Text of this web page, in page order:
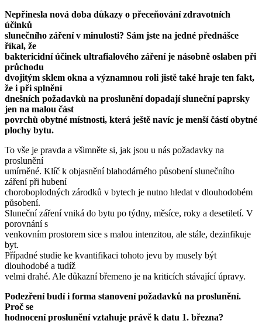
Nepřinesla nová doba důkazy o přeceňování zdravotních
účinků
slunečního záření v minulosti? Sám jste na jedné přednášce
říkal, že
baktericidní účinek ultrafialového záření je násobně oslaben při
průchodu
dvojitým sklem okna a významnou roli jistě také hraje ten fakt,
že i při splnění
dnešních požadavků na proslunění dopadají sluneční paprsky
jen na malou část
povrchů obytné místnosti, která ještě navíc je menší částí obytné
plochy bytu.
To vše je pravda a všimněte si, jak jsou u nás požadavky na
proslunění
umírněné. Klíč k objasnění blahodárného působení slunečního
záření při hubení
choroboplodných zárodků v bytech je nutno hledat v dlouhodobém
působení.
Sluneční záření vniká do bytu po týdny, měsíce, roky a desetiletí. V
porovnání s
venkovním prostorem sice s malou intenzitou, ale stále, dezinfikuje
byt.
Případné studie ke kvantifikaci tohoto jevu by musely být
dlouhodobé a tudíž
velmi drahé. Ale důkazní břemeno je na kriticích stávající úpravy.
Podezření budí i forma stanovení požadavků na proslunění.
Proč se
hodnocení proslunění vztahuje právě k datu 1. března?